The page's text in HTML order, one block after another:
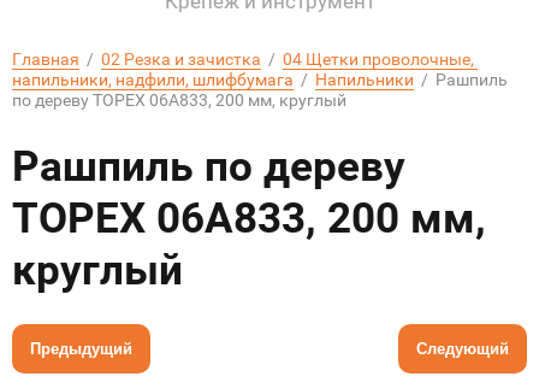
Главная
  /
02 Резка и зачистка
  /
04 Щетки проволочные,
напильники, надфили, шлифбумага
  /
Напильники
  /  Рашпиль
по дереву TOPEX 06A833, 200 мм, круглый
Рашпиль по дереву
TOPEX 06A833, 200 мм,
круглый
Предыдущий Следующий